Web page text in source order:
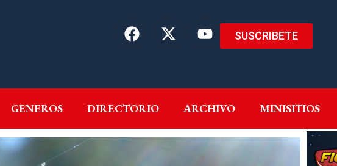
SUSCRIBETE
GENEROS DIRECTORIO ARCHIVO MINISITIOS
GENEROS DIRECTORIO ARCHIVO MINISITIOS